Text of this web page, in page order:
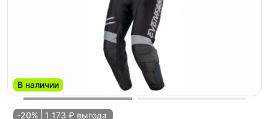
В наличии
-20% 1 173 ₽ выгода